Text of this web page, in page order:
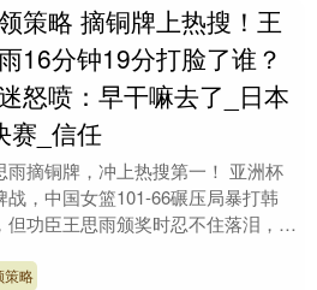
策略 摘铜牌上热搜！王
16分钟19分打脸了谁？
怒喷：早干嘛去了_日本
赛_信任
雨摘铜牌，冲上热搜第一！ 亚洲杯
战，中国女篮101-66碾压局暴打韩
但功臣王思雨颁奖时忍不住落泪，更
憋屈啊....
策略